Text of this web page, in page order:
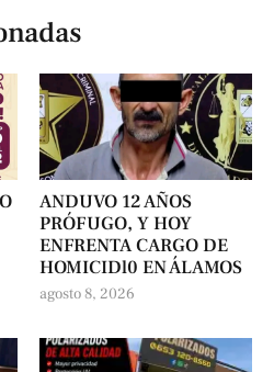
ANDUVO 12 AÑOS
PRÓFUGO, Y HOY
ENFRENTA CARGO DE
HOMICIDl0 EN ÁLAMOS
agosto 8, 2026